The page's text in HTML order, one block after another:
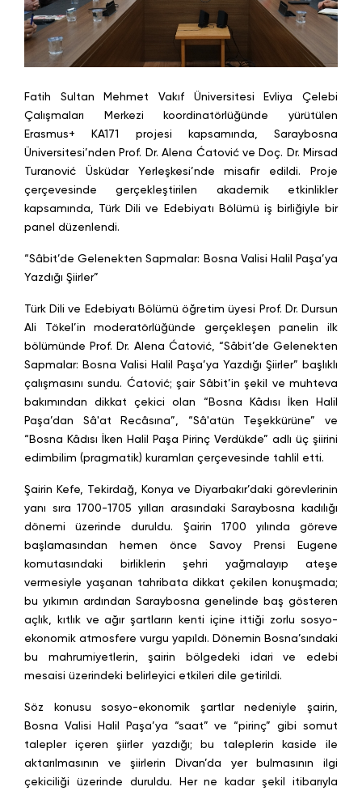
Fatih Sultan Mehmet Vakıf Üniversitesi Evliya Çelebi
Çalışmaları Merkezi koordinatörlüğünde yürütülen
Erasmus+ KA171 projesi kapsamında, Saraybosna
Üniversitesi’nden Prof. Dr. Alena Ćatović ve Doç. Dr. Mirsad
Turanović Üsküdar Yerleşkesi’nde misafir edildi. Proje
çerçevesinde gerçekleştirilen akademik etkinlikler
kapsamında, Türk Dili ve Edebiyatı Bölümü iş birliğiyle bir
panel düzenlendi.
“Sâbit’de Gelenekten Sapmalar: Bosna Valisi Halil Paşa’ya
Yazdığı Şiirler”
Türk Dili ve Edebiyatı Bölümü öğretim üyesi Prof. Dr. Dursun
Ali Tökel’in moderatörlüğünde gerçekleşen panelin ilk
bölümünde Prof. Dr. Alena Ćatović, “Sâbit’de Gelenekten
Sapmalar: Bosna Valisi Halil Paşa’ya Yazdığı Şiirler” başlıklı
çalışmasını sundu. Ćatović; şair Sâbit’in şekil ve muhteva
bakımından dikkat çekici olan “Bosna Kâdısı İken Halil
Paşa’dan Sâ'at Recâsına”, “Sâ'atün Teşekkürüne” ve
“Bosna Kâdısı İken Halil Paşa Pirinç Verdükde” adlı üç şiirini
edimbilim (pragmatik) kuramları çerçevesinde tahlil etti.
Şairin Kefe, Tekirdağ, Konya ve Diyarbakır’daki görevlerinin
yanı sıra 1700-1705 yılları arasındaki Saraybosna kadılığı
dönemi üzerinde duruldu. Şairin 1700 yılında göreve
başlamasından hemen önce Savoy Prensi Eugene
komutasındaki birliklerin şehri yağmalayıp ateşe
vermesiyle yaşanan tahribata dikkat çekilen konuşmada;
bu yıkımın ardından Saraybosna genelinde baş gösteren
açlık, kıtlık ve ağır şartların kenti içine ittiği zorlu sosyo-
ekonomik atmosfere vurgu yapıldı. Dönemin Bosna’sındaki
bu mahrumiyetlerin, şairin bölgedeki idari ve edebi
mesaisi üzerindeki belirleyici etkileri dile getirildi.
Söz konusu sosyo-ekonomik şartlar nedeniyle şairin,
Bosna Valisi Halil Paşa’ya “saat” ve “pirinç” gibi somut
talepler içeren şiirler yazdığı; bu taleplerin kaside ile
aktarılmasının ve şiirlerin Divan’da yer bulmasının ilgi
çekiciliği üzerinde duruldu. Her ne kadar şekil itibarıyla